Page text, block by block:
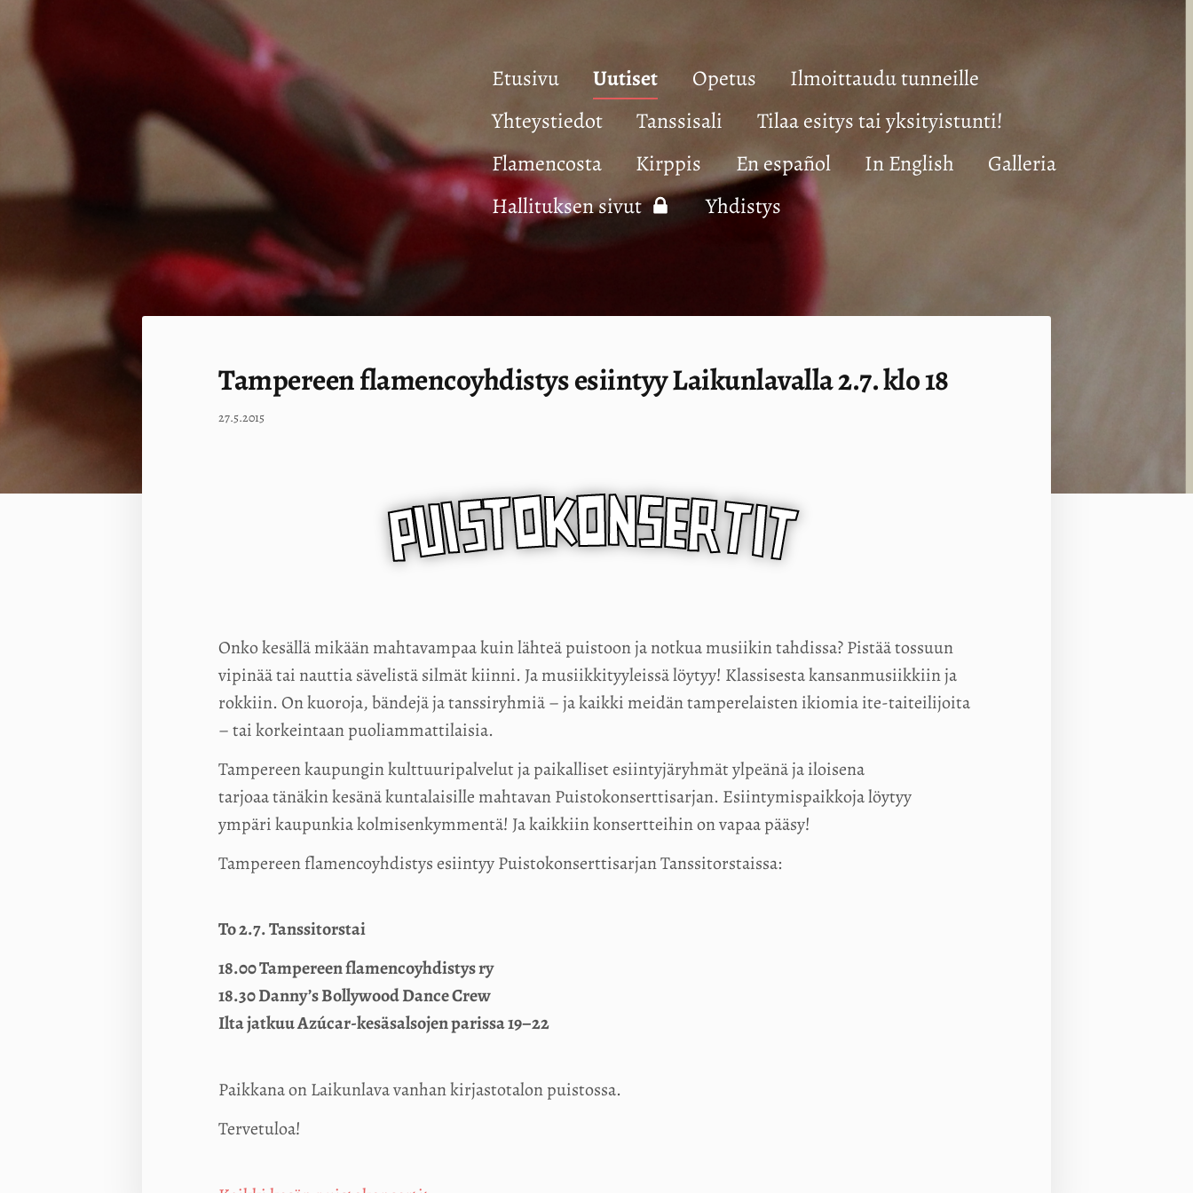
sisältöön
Sivuston etusivulle Etusivu Uutiset Opetus
Ilmoittaudu tunneille
Yhteystiedot
Tanssisali
Tilaa esitys tai yksityistunti!
Flamencosta
Kirppis En español In English
Galleria
Hallituksen sivut
Yhdistys
Tampereen flamencoyhdistys esiintyy Laikunlavalla 2.7. klo 18
27.5.2015
Onko kesällä mikään mahtavampaa kuin lähteä puistoon ja notkua musiikin tahdissa? Pistää tossuun
vipinää tai nauttia sävelistä silmät kiinni. Ja musiikkityyleissä löytyy! Klassisesta kansanmusiikkiin ja
rokkiin. On kuoroja, bändejä ja tanssiryhmiä – ja kaikki meidän tamperelaisten ikiomia ite-taiteilijoita
– tai korkeintaan puoliammattilaisia.
Tampereen kaupungin kulttuuripalvelut ja paikalliset esiintyjäryhmät ylpeänä ja iloisena
tarjoaa tänäkin kesänä kuntalaisille mahtavan Puistokonserttisarjan. Esiintymispaikkoja löytyy
ympäri kaupunkia kolmisenkymmentä! Ja kaikkiin konsertteihin on vapaa pääsy!
Tampereen flamencoyhdistys esiintyy Puistokonserttisarjan Tanssitorstaissa:
To 2.7. Tanssitorstai
18.00 Tampereen flamencoyhdistys ry
18.30 Danny’s Bollywood Dance Crew
Ilta jatkuu Azúcar-kesäsalsojen parissa 19–22
Paikkana on Laikunlava vanhan kirjastotalon puistossa.
Tervetuloa!